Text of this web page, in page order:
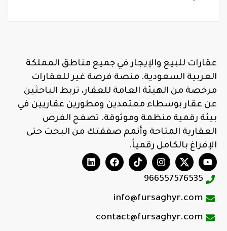
عقارات للبيع والإيجار في جميع مناطق المملكة
العربية السعودية. منصة فرصة غير للعقارات
مرخصة من الهيئة العامة للعقار، تربط الباحثين
عن عقار بوسطاء معتمدين ومطورين عقاريين في
بيئة رقمية منظمة وموثوقة. تصفح الفرص
العقارية المتاحة وأتمم صفقتك من البحث حتى
الإفراغ بالكامل رقمياً.
966557576535
info@fursaghyr.com
contact@fursaghyr.com